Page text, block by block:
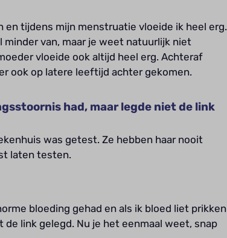
en tijdens mijn menstruatie vloeide ik heel erg.
minder van, maar je weet natuurlijk niet
vloeide ook altijd heel erg. Achteraf
ook op latere leeftijd achter gekomen.
had, maar legde niet de link
was getest. Ze hebben haar nooit
laten testen.
bloeding gehad en als ik bloed liet prikken
link gelegd. Nu je het eenmaal weet, snap